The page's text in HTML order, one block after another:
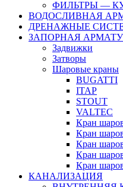
ФИЛЬТРЫ —
ВОДОСЛИВНАЯ
ДРЕНАЖНЫЕ
ЗАПОРНАЯ
Задвижки
Затворы
Шаровые краны
BUGATTI
ITAP
STOUT
VALTEC
Кран
Кран
Кран
Кран
Кран
КАНАЛИЗАЦИЯ